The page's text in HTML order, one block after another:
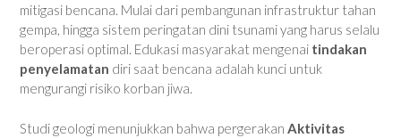
mitigasi bencana. Mulai dari pembangunan infrastruktur tahan
gempa, hingga sistem peringatan dini tsunami yang harus selalu
beroperasi optimal. Edukasi masyarakat mengenai tindakan
penyelamatan diri saat bencana adalah kunci untuk
mengurangi risiko korban jiwa.
Studi geologi menunjukkan bahwa pergerakan Aktivitas